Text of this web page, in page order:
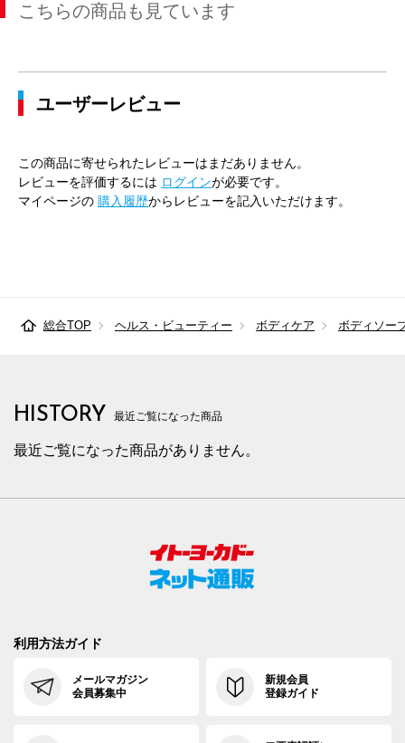
こちらの商品も見ています
ユーザーレビュー
この商品に寄せられたレビューはまだありません。
レビューを評価するには ログインが必要です。
マイページの 購入履歴からレビューを記入いただけます。
総合TOP ヘルス・ビューティー ボディケア ボディソー
HISTORY 最近ご覧になった商品
最近ご覧になった商品がありません。
利用方法ガイド
メールマガジン
会員募集中
新規会員
登録ガイド